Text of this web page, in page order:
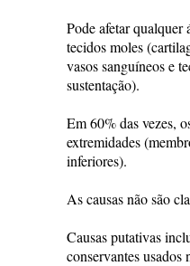
Pode afetar qualquer
tecidos moles
vasos sanguíneos e
sustentação).
Em 60% das vezes,
extremidades
inferiores).
As causas não são
Causas putativas
conservantes usados